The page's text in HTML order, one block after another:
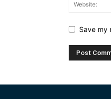
Save my